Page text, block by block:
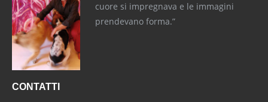
cuore si impregnava e le immagini
prendevano forma.”
CONTATTI